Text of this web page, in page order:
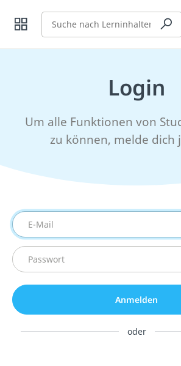
Suche
Login
Um alle Funktionen von
zu können, melde dich
E-Mail
Passwort
Anmelden
oder